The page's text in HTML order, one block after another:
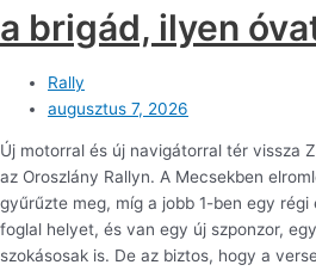
a brigád, ilyen
Rally
augusztus 7, 2026
Új motorral és új navigátorral tér vissza
az Oroszlány Rallyn. A Mecsekben
gyűrűzte meg, míg a jobb 1-ben egy régi
foglal helyet, és van egy új szponzor,
szokásosak is. De az biztos, hogy a